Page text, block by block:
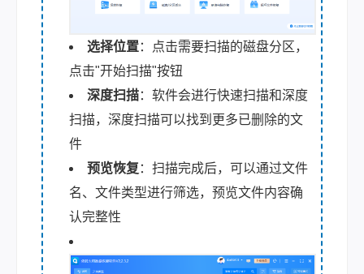
选择位置：点击需要扫描的磁盘分区，
点击"开始扫描"按钮
深度扫描：软件会进行快速扫描和深度
扫描，深度扫描可以找到更多已删除的文
件
预览恢复 ：扫描完成后，可以通过文件
名、文件类型进行筛选，预览文件内容确
认完整性